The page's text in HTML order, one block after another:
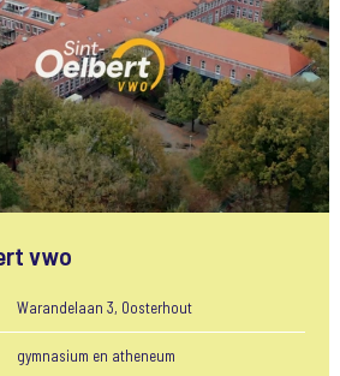
vwo
Warandelaan 3, Oosterhout
gymnasium en atheneum